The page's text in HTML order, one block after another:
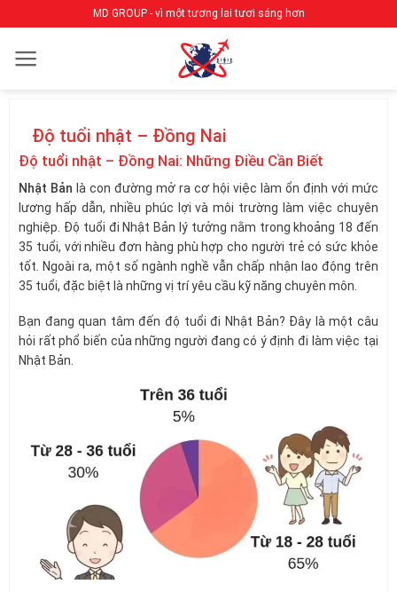
qua
nội
MD GROUP - vì một tương lai tươi sáng hơn
Độ tuổi nhật – Đồng Nai
Độ tuổi nhật – Đồng Nai: Những Điều Cần Biết
Nhật Bản là con đường mở ra cơ hội việc làm ổn định với mức
lương hấp dẫn, nhiều phúc lợi và môi trường làm việc chuyên
nghiệp. Độ tuổi đi Nhật Bản lý tưởng nằm trong khoảng 18 đến
35 tuổi, với nhiều đơn hàng phù hợp cho người trẻ có sức khỏe
tốt. Ngoài ra, một số ngành nghề vẫn chấp nhận lao động trên
35 tuổi, đặc biệt là những vị trí yêu cầu kỹ năng chuyên môn.
Bạn đang quan tâm đến độ tuổi đi Nhật Bản? Đây là một câu
hỏi rất phổ biến của những người đang có ý định đi làm việc tại
Nhật Bản.